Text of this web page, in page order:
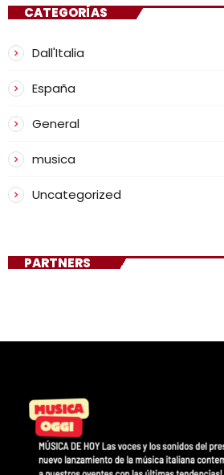
CATEGORÍAS
Dall'Italia
España
General
musica
Uncategorized
PARTNERS